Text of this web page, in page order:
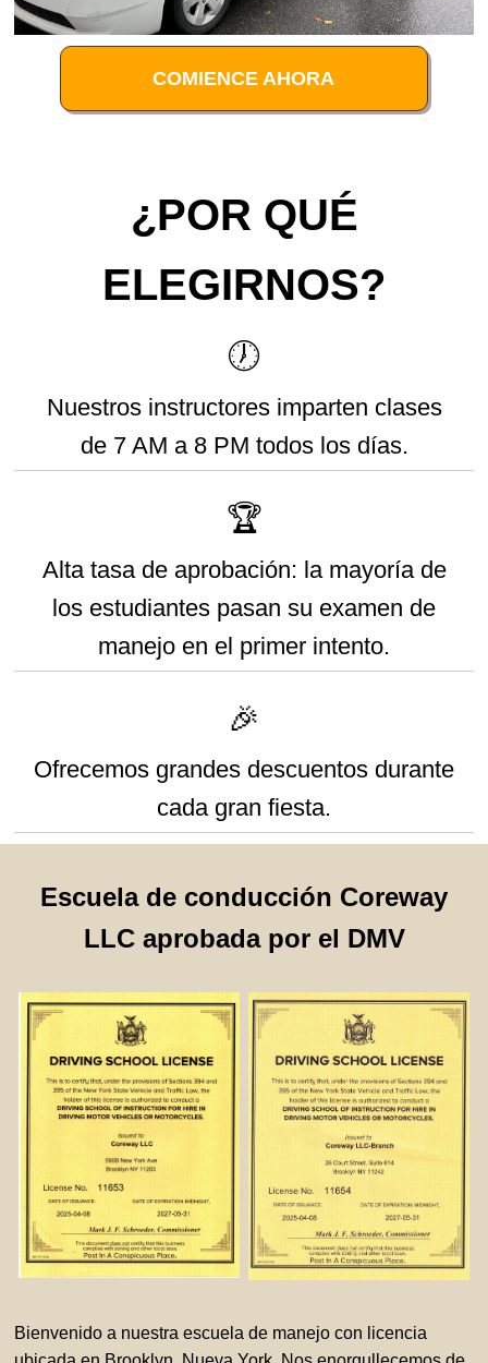
COMIENCE AHORA
¿POR QUÉ
ELEGIRNOS?
🕖
Nuestros instructores imparten clases
de 7 AM a 8 PM todos los días.
🏆
Alta tasa de aprobación: la mayoría de
los estudiantes pasan su examen de
manejo en el primer intento.
🎉
Ofrecemos grandes descuentos durante
cada gran fiesta.
Escuela de conducción Coreway
LLC aprobada por el DMV
Bienvenido a nuestra escuela de manejo con licencia